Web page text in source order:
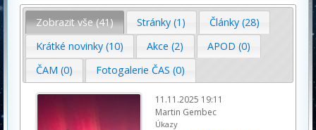
Zobrazit vše (41) Stránky (1)
Články (28)
Krátké novinky (10)
Akce (2)
APOD (0)
ČAM (0)
Fotogalerie ČAS (0)
11.11.2025 19:11
Martin Gembec
Úkazy